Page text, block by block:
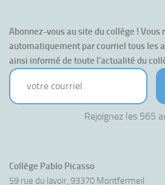
Abonnez-vous au site du collège ! Vous
automatiquement par courriel tous les
ainsi informé de toute l'actualité du
votre courriel
Rejoignez les 565
Collège Pablo Picasso
59 rue du lavoir, 93370 Montfermeil